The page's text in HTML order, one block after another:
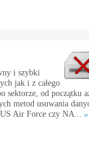
i szybki
jak i z całego
sektorze, od początku
metod usuwania
Air Force czy NA...